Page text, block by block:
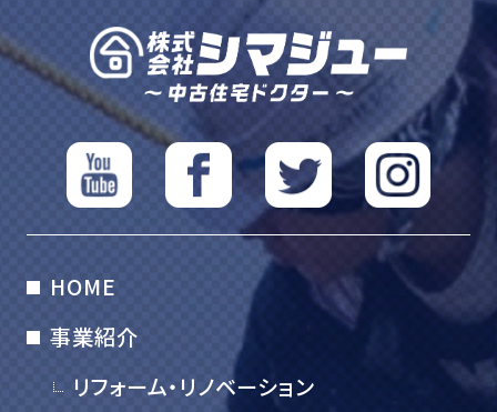
HOME
事業紹介
リフォーム・リノベーション